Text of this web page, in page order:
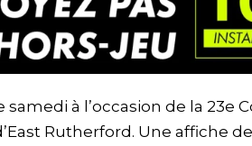
samedi à l’occasion de la
Rutherford. Une affiche